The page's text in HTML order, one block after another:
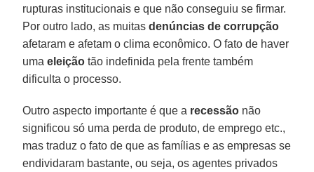
rupturas institucionais e que não conseguiu se firmar.
Por outro lado, as muitasdenúncias de corrupção
afetaram e afetam o clima econômico. O fato de haver
umaeleição tão indefinida pela frente também
dificulta o processo.
Outro aspecto importante é que a recessão não
significou só uma perda de produto, de emprego etc.,
mas traduz o fato de que as famílias e as empresas se
endividaram bastante, ou seja, os agentes privados